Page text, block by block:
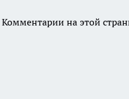
Комментарии на этой